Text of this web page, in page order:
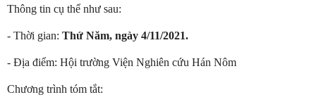
Thông tin cụ thể như sau:
- Thời gian: Thứ Năm, ngày 4/11/2021.
- Địa điểm: Hội trường Viện Nghiên cứu Hán Nôm
Chương trình tóm tắt: